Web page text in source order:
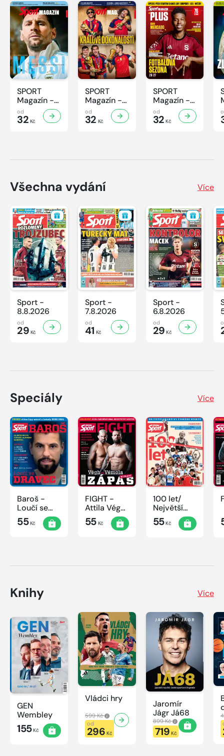
SPORT
Magazín -
32/2026
od
32 Kč
SPORT
Magazín -
31/2026
od
32 Kč
SPORT
Magazín -
30/2026
od
32 Kč
Všechna vydání Více
Sport -
8.8.2026
od
29 Kč
Sport -
7.8.2026
od
41 Kč
Sport -
6.8.2026
od
29 Kč
Speciály Více
Baroš -
Loučí se
dravec
55Kč
FIGHT -
Attila Végh
vs. Karlos
Vémola
55Kč
100 let/
Největší
okamžiky
českého
55Kč
Knihy Více
GEN
Wembley
155Kč
Vládci hry
599 Kč
od
296 Kč
Jaromír
Jágr Já68
899 Kč
719 Kč